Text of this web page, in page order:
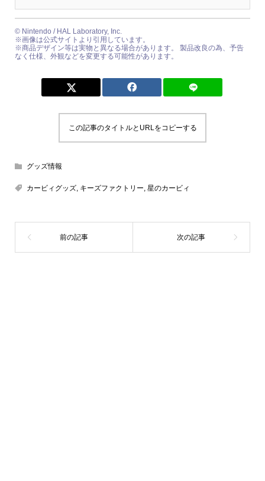
© Nintendo / HAL Laboratory, Inc.
※画像は公式サイトより引用しています。
※商品デザイン等は実物と異なる場合があります。 製品改良の為、予告
なく仕様、外観などを変更する可能性があります。
この記事のタイトルとURLをコピーする
グッズ情報
カービィグッズ, キーズファクトリー, 星のカービィ